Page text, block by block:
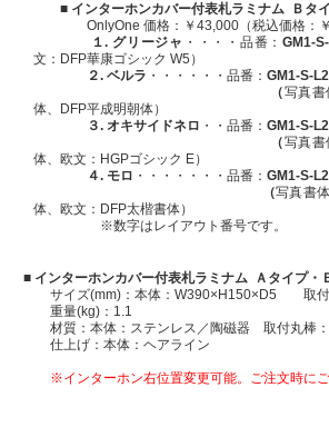
■ インターホンカバー付表札ラミナム Ｂタ
OnlyOne 価格：￥43,000（税込価格：￥
１. グリージャ ・・・・品番：GM1-S
文：DFP華康ゴシック W5）
２.ベルラ ・・・・・・品番：GM1-S-
（写真
体、DFP平成明朝体）
３.オキサイドネロ ・・品番：GM1-S-
（写真
体、欧文：HGPゴシック E）
４. モロ ・・・・・・・品番：GM1-S-
（写真書
体、欧文：DFP太楷書体）
※数字はレイアウト番号です。
■ インターホンカバー付表札ラミナム Ａタイプ・
サイズ(mm)：本体：W390×H150×D5 取付
重量(kg)：1.1
材質：本体：ステンレス／陶磁器 取付丸棒：
仕上げ：本体：ヘアライン
※インターホン右位置変更可能。ご注文時にご